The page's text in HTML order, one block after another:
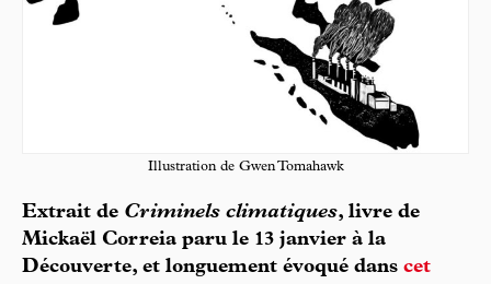
Illustration de Gwen Tomahawk
Extrait de Criminels climatiques, livre de
Mickaël Correia paru le 13 janvier à la
Découverte, et longuement évoqué dans cet